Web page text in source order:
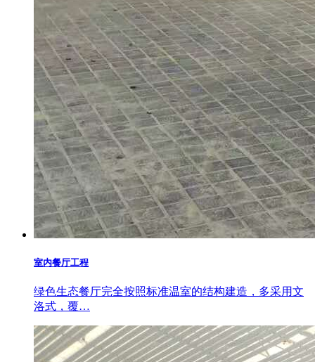
室内餐厅工程
绿色生态餐厅完全按照标准温室的结构建造，多采用文
洛式，覆…